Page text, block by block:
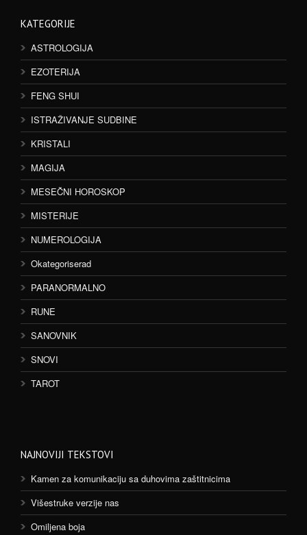
KATEGORIJE
ASTROLOGIJA
EZOTERIJA
FENG SHUI
ISTRAŽIVANJE SUDBINE
KRISTALI
MAGIJA
MESEČNI HOROSKOP
MISTERIJE
NUMEROLOGIJA
Okategoriserad
PARANORMALNO
RUNE
SANOVNIK
SNOVI
TAROT
NAJNOVIJI TEKSTOVI
Kamen za komunikaciju sa duhovima zaštitnicima
Višestruke verzije nas
Omiljena boja